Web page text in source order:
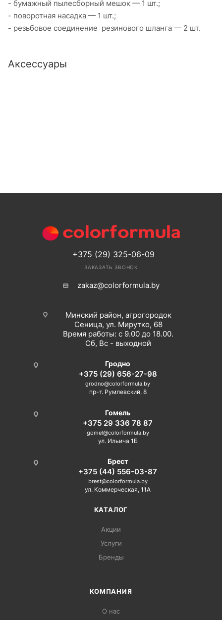
- бумажный пылесборный мешок — 1 шт.;
- поворотная насадка — 1 шт.;
- резьбовое соединение резинового шланга — 2 шт.
Аксессуары
+375 (29) 325-06-09
ЗАКАЗАТЬ ЗВОНОК
zakaz@colorformula.by
Минский район, агрогородок
Сеница, ул. Мирутко, 68
Время работы: с 9.00 до 18.00.
Сб, Вс - выходной
Гродно
+375 (29) 656-27-98
grodno@colorformula.by
пр-т. Румлевский, 8
Гомель
+375 29 336 78 87
gomel@colorformula.by
ул. Ильича 1Б
Брест
+375 (44) 556-03-87
brest@colorformula.by
ул. Коммерческая, 11А
КАТАЛОГ
Акции
Услуги
Бренды
КОМПАНИЯ
О нас